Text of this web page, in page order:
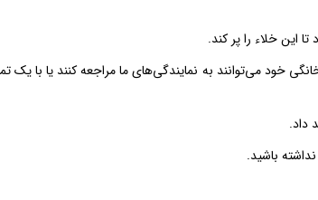
این خلاء را پر کند.
خود می‌توانند به نمایندگی‌های ما مراجعه کنند یا با یک
داد.
باشید.